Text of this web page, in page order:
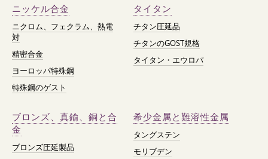
ニッケル合金
ニクロム、フェクラム、熱電
対
精密合金
ヨーロッパ特殊鋼
特殊鋼のゲスト
タイタン
チタン圧延品
チタンのGOST規格
タイタン・エウロパ
ブロンズ、真鍮、銅と合
金
ブロンズ圧延製品
希少金属と難溶性金属
タングステン
モリブデン